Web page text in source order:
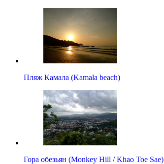
Пляж Камала (Kamala beach)
Гора обезьян (Monkey Hill / Khao Toe Sae)